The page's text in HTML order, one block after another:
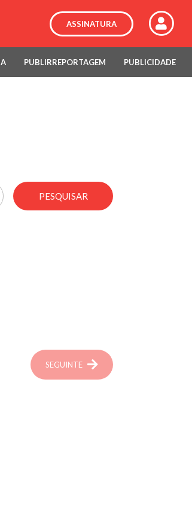
ASSINATURA
PUBLIRREPORTAGEM PUBLICIDADE
PESQUISAR
SEGUINTE